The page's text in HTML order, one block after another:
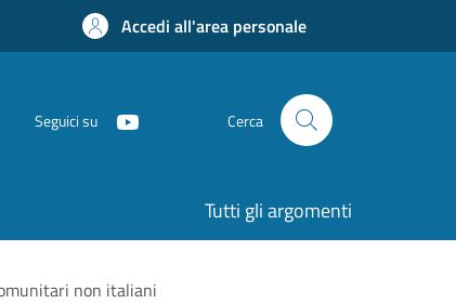
Accedi all'area personale
Seguici su Cerca
Tutti gli argomenti
non italiani